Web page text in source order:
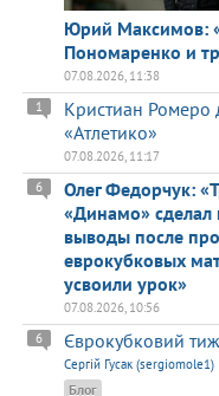
Юрий Максимов:
Пономаренко и
07.08.2026, 11:38
Кристиан Ромеро
«Атлетико»
1
07.08.2026, 11:17
Олег Федорчук:
«Динамо» сделал
выводы после
еврокубковых
усвоили урок»
6
07.08.2026, 10:56
Єврокубковий
6
Сергій Гусак (sergiomole1)
Блог